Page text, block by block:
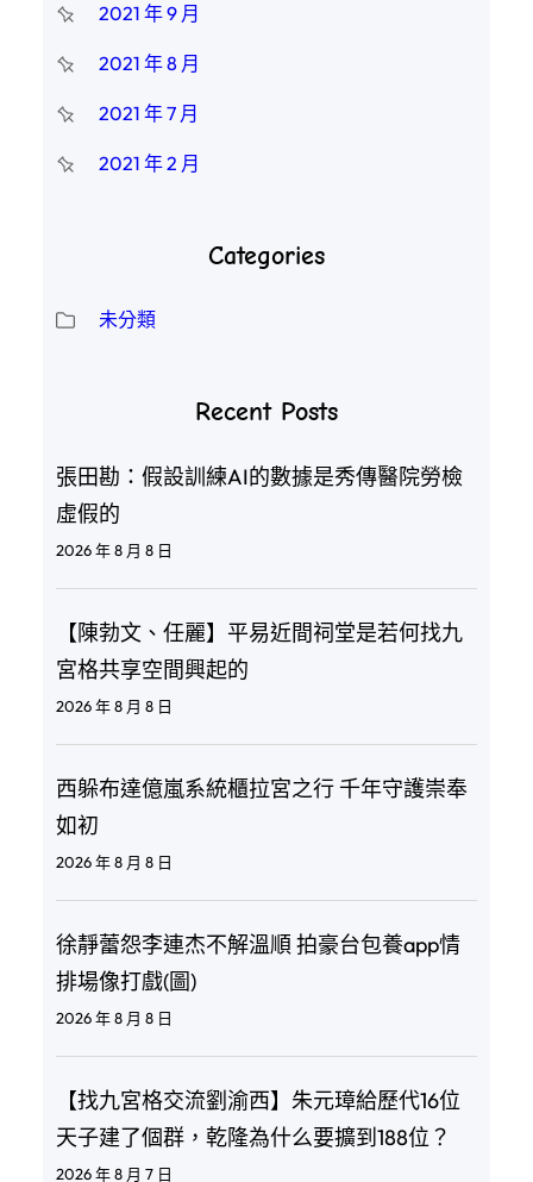
2021 年 9 月
2021 年 8 月
2021 年 7 月
2021 年 2 月
Categories
未分類
Recent Posts
張田勘：假設訓練AI的數據是秀傳醫院勞檢
虛假的
2026 年 8 月 8 日
【陳勃文、任麗】平易近間祠堂是若何找九
宮格共享空間興起的
2026 年 8 月 8 日
西躲布達億嵐系統櫃拉宮之行 千年守護崇奉
如初
2026 年 8 月 8 日
徐靜蕾怨李連杰不解溫順 拍豪台包養app情
排場像打戲(圖)
2026 年 8 月 8 日
【找九宮格交流劉渝西】朱元璋給歷代16位
天子建了個群，乾隆為什么要擴到188位？
2026 年 8 月 7 日